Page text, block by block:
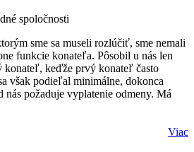
spoločnosti
sme sa museli rozlúčiť, sme nemali
funkcie konateľa. Pôsobil u nás len
konateľ, keďže prvý konateľ často
však podieľal minimálne, dokonca
nás požaduje vyplatenie odmeny. Má
Viac